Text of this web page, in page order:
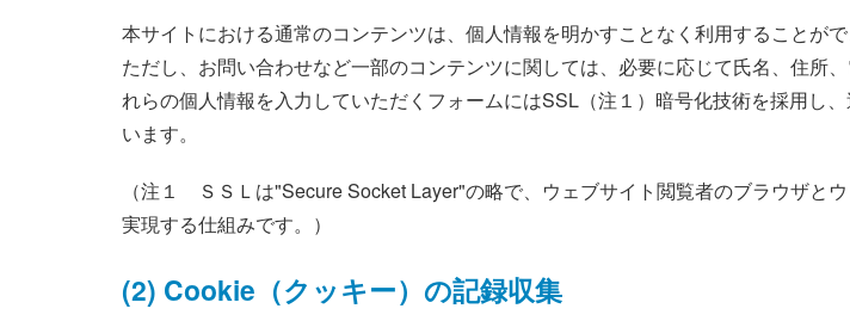
本サイトにおける通常のコンテンツは、個人情報を明かすことなく利用することがで
ただし、お問い合わせなど一部のコンテンツに関しては、必要に応じて氏名、住所
れらの個人情報を入力していただくフォームにはSSL（注１）暗号化技術を採用し
います。
（注１ ＳＳＬは"Secure Socket Layer"の略で、ウェブサイト閲覧者のブラウザと
実現する仕組みです。）
(2) Cookie（クッキー）の記録収集